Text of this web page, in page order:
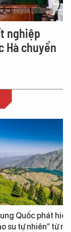
nghiệp
Hà chuyển
dự án bất động
Nẵng sắp bị kiểm